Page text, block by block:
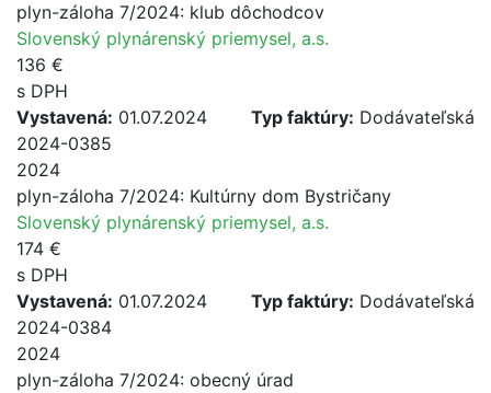
plyn-záloha 7/2024: klub dôchodcov
Slovenský plynárenský priemysel, a.s.
136 €
s DPH
Vystavená: 01.07.2024 Typ faktúry: Dodávateľská
2024-0385
2024
plyn-záloha 7/2024: Kultúrny dom Bystričany
Slovenský plynárenský priemysel, a.s.
174 €
s DPH
Vystavená: 01.07.2024 Typ faktúry: Dodávateľská
2024-0384
2024
plyn-záloha 7/2024: obecný úrad